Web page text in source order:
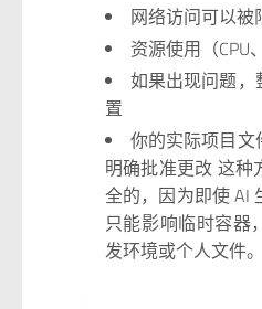
网络访问可以被
资源使用（CPU
如果出现问题，
置
你的实际项目
明确批准更改 这种
全的，因为即使 AI
只能影响临时容器
发环境或个人文件。